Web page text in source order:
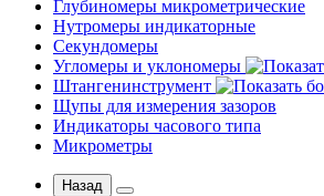
Глубиномеры микрометрические
Нутромеры индикаторные
Секундомеры
Угломеры и уклономеры
Штангенинструмент
Щупы для измерения зазоров
Индикаторы часового типа
Микрометры
Назад